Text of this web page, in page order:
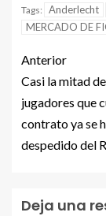
Tags: Anderlecht
MERCADO DE
Anterior
Casi la mitad
jugadores que
contrato ya se
despedido del
Deja una